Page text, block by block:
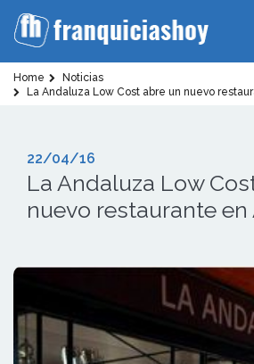
Home
Noticias
La Andaluza Low Cost abre un nuevo
22/04/16
La Andaluza Low
nuevo restaurante en